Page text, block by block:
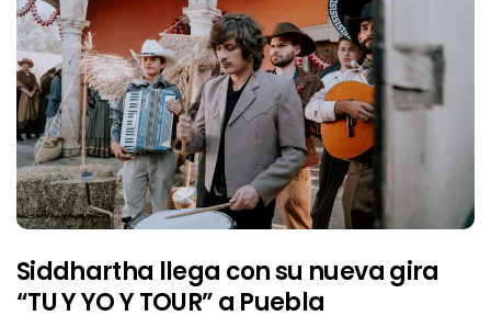
Siddhartha llega con su nueva gira
“TU Y YO Y TOUR” a Puebla